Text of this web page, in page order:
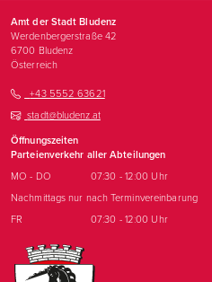
Amt der Stadt Bludenz
Werdenbergerstraße 42
6700 Bludenz
Österreich
+43 5552 63621
stadt@bludenz.at
Öffnungszeiten
Parteienverkehr aller Abteilungen
MO - DO
07:30 - 12:00 Uhr
Nachmittags nur nach Terminvereinbarung
FR
07:30 - 12:00 Uhr